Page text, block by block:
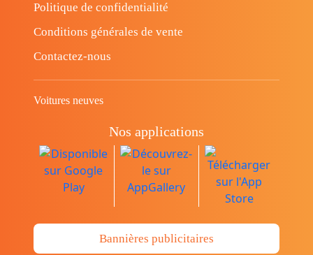
Politique de confidentialité
Conditions générales de vente
Contactez-nous
Voitures neuves
Nos applications
Bannières publicitaires